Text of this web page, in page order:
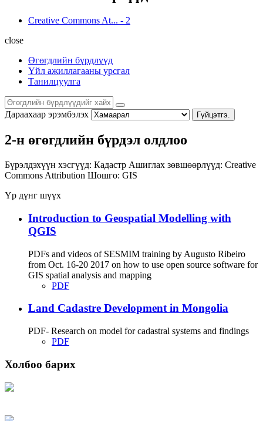
Creative Commons At... - 2
close
Өгөгдлийн бүрдлүүд
Үйл ажиллагааны урсгал
Танилцуулга
Дараахаар эрэмбэлэх Гүйцэтгэ.
2-н өгөгдлийн бүрдэл олдлоо
Бүрэлдэхүүн хэсгүүд: Кадастр Ашиглах зөвшөөрлүүд: Creative
Commons Attribution Шошго: GIS
Үр дүнг шүүх
Introduction to Geospatial Modelling with
QGIS
PDFs and videos of SESMIM training by Augusto Ribeiro
from Oct. 16-20 2017 on how to use open source software for
GIS spatial analysis and mapping
PDF
Land Cadastre Development in Mongolia
PDF- Research on model for cadastral systems and findings
PDF
Холбоо барих